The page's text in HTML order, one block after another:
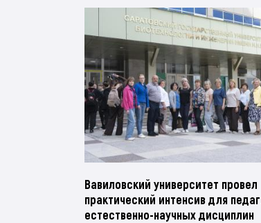
Вавиловский университет провел
практический интенсив для
естественно-научных дисциплин